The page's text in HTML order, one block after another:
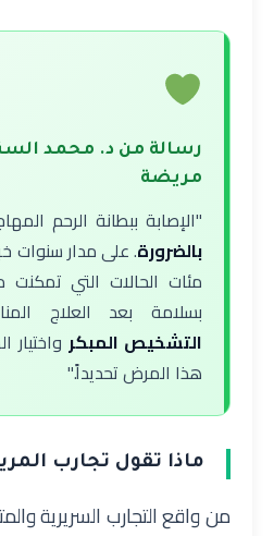
رسالة من د. محمد
مريضة
"الإصابة ببطانة الرحم
بالضرورة. على مدار سنوات
مئات الحالات التي
بسلامة بعد العلاج
التشخيص المبكر
هذا المرض تحديداً."
ماذا تقول تجارب
من واقع التجارب السريرية